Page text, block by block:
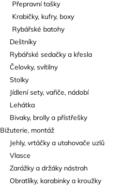
Přepravní tašky
Krabičky, kufry, boxy
Rybářské batohy
Deštníky
Rybářské sedačky a křesla
Čelovky, svítilny
Stolky
Jídlení sety, vařiče, nádobí
Lehátka
Bivaky, brolly a přístřešky
Bižuterie, montáž
Jehly, vrtáčky a utahovače uzlů
Vlasce
Zarážky a držáky nástrah
Obratlíky, karabinky a kroužky